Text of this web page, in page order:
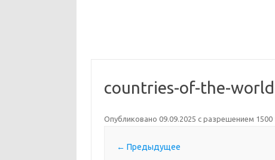
countries-of-the-
Опубликовано 09.09.2025 с разрешением 1500
← Предыдущее